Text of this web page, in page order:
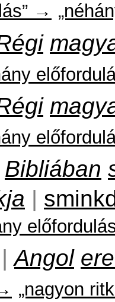
→
Bibliában
|
| Angol
„nagyon